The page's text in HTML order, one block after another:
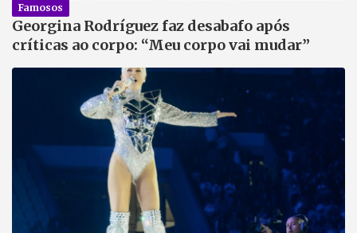
Famosos
Georgina Rodríguez faz desabafo após
críticas ao corpo: “Meu corpo vai mudar”